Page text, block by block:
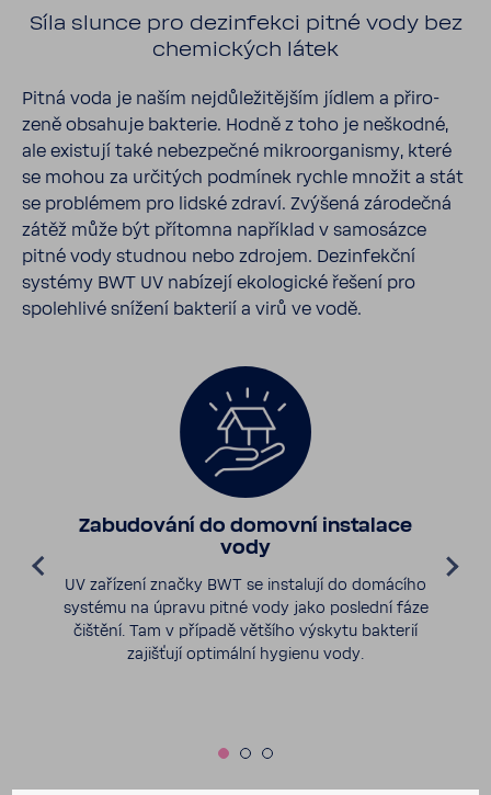
Síla slunce pro dezin­fekci pitné vody bez
chemic­kých látek
Pitná voda je naším nejdů­le­ži­tějším jídlem a přiro­
zeně obsa­huje bakterie. Hodně z toho je neškodné,
ale exis­tují také nebez­pečné mikro­or­ga­nismy, které
se mohou za urči­tých podmínek rychle množit a stát
se problémem pro lidské zdraví. Zvýšená záro­dečná
zátěž může být přítomna napří­klad v samo­sázce
pitné vody studnou nebo zdrojem. Dezin­fekční
systémy BWT UV nabí­zejí ekolo­gické řešení pro
spoleh­livé snížení bakterií a virů ve vodě.
Zabu­do­vání do domovní insta­lace
vody
UV zaří­zení značky BWT se insta­lují do domá­cího
systému na úpravu pitné vody jako poslední fáze
čištění. Tam v případě většího výskytu bakterií
zajiš­ťují opti­mální hygienu vody.